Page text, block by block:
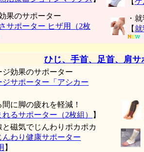
果のサポーター
サポーター ヒザ用（2枚
・
【
ひじ、手首、足首、肩サ
ジ効果のサポーター
ジサポーター「アシカー
間に脚の疲れを軽減！
るサポーター（2枚組） 】
と磁気でじんわりポカポカ
んわり健康サポーター
】